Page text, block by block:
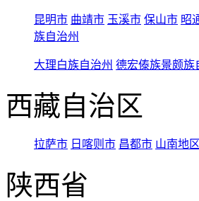
昆明市 曲靖市 玉溪市 保山市 昭
族自治州
大理白族自治州 德宏傣族景颇族
西藏自治区
拉萨市 日喀则市 昌都市 山南地区
陕西省